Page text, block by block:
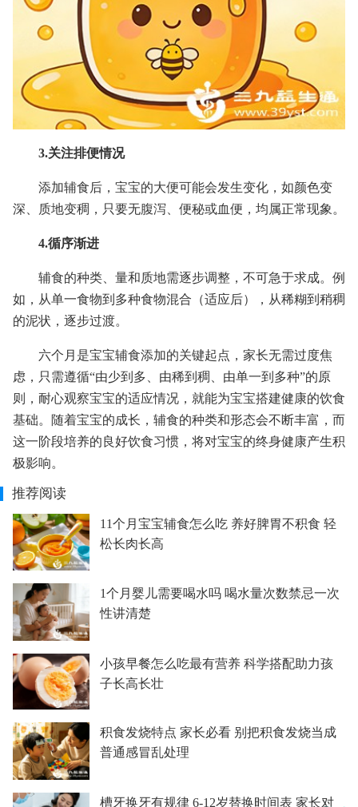
3.关注排便情况
添加辅食后，宝宝的大便可能会发生变化，如颜色变
深、质地变稠，只要无腹泻、便秘或血便，均属正常现象。
4.循序渐进
辅食的种类、量和质地需逐步调整，不可急于求成。例
如，从单一食物到多种食物混合（适应后），从稀糊到稍稠
的泥状，逐步过渡。
六个月是宝宝辅食添加的关键起点，家长无需过度焦
虑，只需遵循“由少到多、由稀到稠、由单一到多种”的原
则，耐心观察宝宝的适应情况，就能为宝宝搭建健康的饮食
基础。随着宝宝的成长，辅食的种类和形态会不断丰富，而
这一阶段培养的良好饮食习惯，将对宝宝的终身健康产生积
极影响。
推荐阅读
11个月宝宝辅食怎么吃 养好脾胃不积食 轻
松长肉长高
1个月婴儿需要喝水吗 喝水量次数禁忌一次
性讲清楚
小孩早餐怎么吃最有营养 科学搭配助力孩
子长高长壮
积食发烧特点 家长必看 别把积食发烧当成
普通感冒乱处理
槽牙换牙有规律 6-12岁替换时间表 家长对